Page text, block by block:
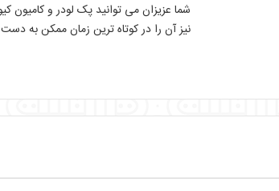
شما عزیزان می توانید پک لودر و کامیون
نیز آن را در کوتاه ترین زمان ممکن به